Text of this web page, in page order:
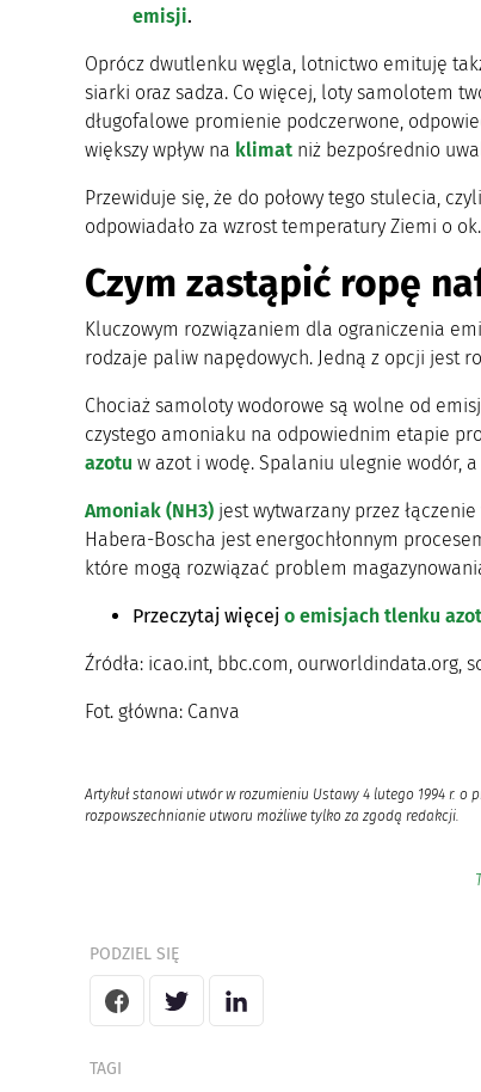
emisji.
Oprócz dwutlenku węgla, lotnictwo emituję
siarki oraz sadza. Co więcej, loty samolotem
długofalowe promienie podczerwone,
większy wpływ na klimatniż bezpośrednio
Przewiduje się, że do połowy tego stulecia,
odpowiadało za wzrost temperatury Ziemi o
Czym zastąpić ropę
Kluczowym rozwiązaniem dla ograniczenia
rodzaje paliw napędowych. Jedną z opcji jest
Chociaż samoloty wodorowe są wolne od
czystego amoniaku na odpowiednim etapie
azotu w azot i wodę. Spalaniu ulegnie wodór,
Amoniak (NH3)jest wytwarzany przez
Habera-Boscha jest energochłonnym
które mogą rozwiązać problem
Przeczytaj więcej o emisjach tlenku
Źródła: icao.int, bbc.com, ourworldindata.org,
Fot. główna: Canva
Artykuł stanowi utwór w rozumieniu Ustawy 4 lutego 1994 r.
rozpowszechnianie utworu możliwe tylko za zgodą redakcji.
PODZIEL SIĘ
TAGI